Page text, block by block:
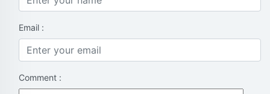
Email :
Comment :